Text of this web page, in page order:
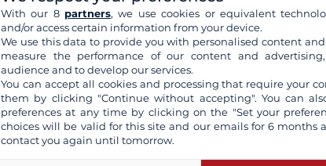
With our 8 partners, we use cookies or equivalent
and/or access certain information from your device.
We use this data to provide you with personalised content
measure the performance of our content and
audience and to develop our services.
You can accept all cookies and processing that require your
them by clicking "Continue without accepting". You can
preferences at any time by clicking on the "Set your
choices will be valid for this site and our emails for 6 months
contact you again until tomorrow.